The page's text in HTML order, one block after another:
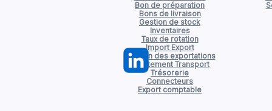
Bon de préparation
Bons de livraison
Gestion de stock
Inventaires
Taux de rotation
Import Export
Gestion des exportations
Affrètement Transport
Trésorerie
Connecteurs
Export comptable